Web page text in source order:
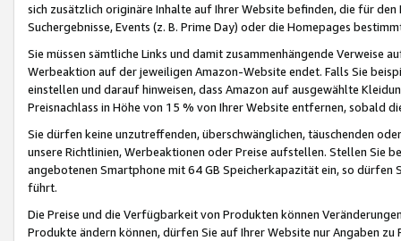
sich zusätzlich originäre Inhalte auf Ihrer Website befinden, die für
Suchergebnisse, Events (z. B. Prime Day) oder die Homepages
Sie müssen sämtliche Links und damit zusammenhängende
Werbeaktion auf der jeweiligen Amazon-Website endet. Falls Sie
einstellen und darauf hinweisen, dass Amazon auf ausgewählte
Preisnachlass in Höhe von 15 % von Ihrer Website entfernen, sobald
Sie dürfen keine unzutreffenden, überschwänglichen, täuschenden
unsere Richtlinien, Werbeaktionen oder Preise aufstellen. Stellen Sie
angebotenen Smartphone mit 64 GB Speicherkapazität ein, so dürfen
führt.
Die Preise und die Verfügbarkeit von Produkten können
Produkte ändern können, dürfen Sie auf Ihrer Website nur Angaben